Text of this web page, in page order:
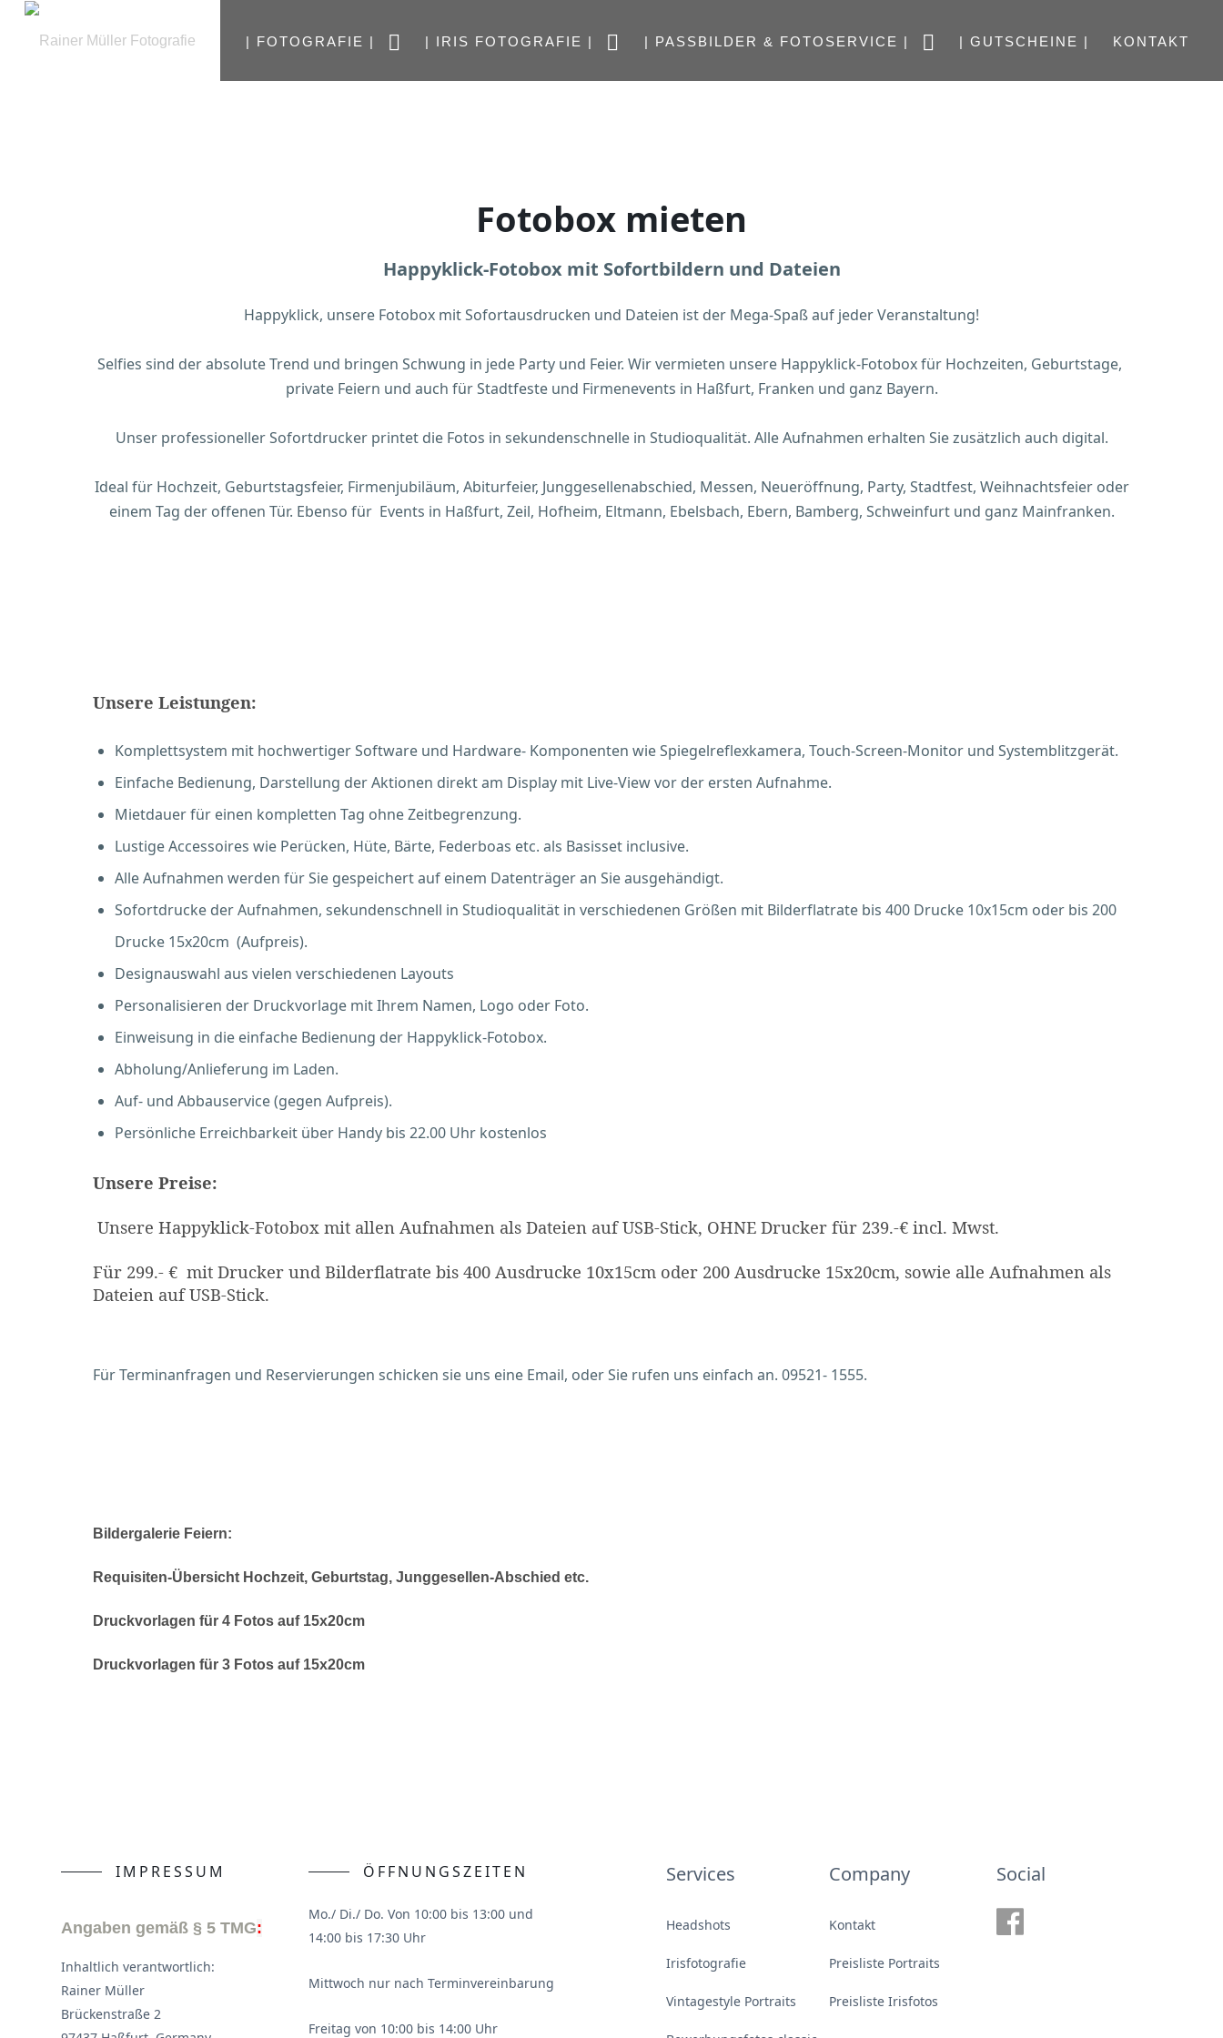
| FOTOGRAFIE | | IRIS FOTOGRAFIE | | PASSBILDER & FOTOSERVICE | | GUTSCHEINE | KONTAKT
Fotobox mieten
Happyklick-Fotobox mit Sofortbildern und Dateien
Happyklick, unsere Fotobox mit Sofortausdrucken und Dateien ist der Mega-Spaß auf jeder Veranstaltung!
Selfies sind der absolute Trend und bringen Schwung in jede Party und Feier. Wir vermieten unsere Happyklick-Fotobox für Hochzeiten, Geburtstage,
private Feiern und auch für Stadtfeste und Firmenevents in Haßfurt, Franken und ganz Bayern.
Unser professioneller Sofortdrucker printet die Fotos in sekundenschnelle in Studioqualität. Alle Aufnahmen erhalten Sie zusätzlich auch digital.
Ideal für Hochzeit, Geburtstagsfeier, Firmenjubiläum, Abiturfeier, Junggesellenabschied, Messen, Neueröffnung, Party, Stadtfest, Weihnachtsfeier oder
einem Tag der offenen Tür. Ebenso für Events in Haßfurt, Zeil, Hofheim, Eltmann, Ebelsbach, Ebern, Bamberg, Schweinfurt und ganz Mainfranken.
Unsere Leistungen:
Komplettsystem mit hochwertiger Software und Hardware- Komponenten wie Spiegelreflexkamera, Touch-Screen-Monitor und Systemblitzgerät.
Einfache Bedienung, Darstellung der Aktionen direkt am Display mit Live-View vor der ersten Aufnahme.
Mietdauer für einen kompletten Tag ohne Zeitbegrenzung.
Lustige Accessoires wie Perücken, Hüte, Bärte, Federboas etc. als Basisset inclusive.
Alle Aufnahmen werden für Sie gespeichert auf einem Datenträger an Sie ausgehändigt.
Sofortdrucke der Aufnahmen, sekundenschnell in Studioqualität in verschiedenen Größen mit Bilderflatrate bis 400 Drucke 10x15cm oder bis 200
Drucke 15x20cm (Aufpreis).
Designauswahl aus vielen verschiedenen Layouts
Personalisieren der Druckvorlage mit Ihrem Namen, Logo oder Foto.
Einweisung in die einfache Bedienung der Happyklick-Fotobox.
Abholung/Anlieferung im Laden.
Auf- und Abbauservice (gegen Aufpreis).
Persönliche Erreichbarkeit über Handy bis 22.00 Uhr kostenlos
Unsere Preise:
Unsere Happyklick-Fotobox mit allen Aufnahmen als Dateien auf USB-Stick, OHNE Drucker für 239.-€ incl. Mwst.
Für 299.- € mit Drucker und Bilderflatrate bis 400 Ausdrucke 10x15cm oder 200 Ausdrucke 15x20cm, sowie alle Aufnahmen als
Dateien auf USB-Stick.
Für Terminanfragen und Reservierungen schicken sie uns eine Email, oder Sie rufen uns einfach an. 09521- 1555.
Bildergalerie Feiern:
Requisiten-Übersicht Hochzeit, Geburtstag, Junggesellen-Abschied etc.
Druckvorlagen für 4 Fotos auf 15x20cm
Druckvorlagen für 3 Fotos auf 15x20cm
IMPRESSUM
Angaben gemäß § 5 TMG:
Inhaltlich verantwortlich:
Rainer Müller
Brückenstraße 2
ÖFFNUNGSZEITEN
Mo./ Di./ Do. Von 10:00 bis 13:00 und
14:00 bis 17:30 Uhr
Mittwoch nur nach Terminvereinbarung
Freitag von 10:00 bis 14:00 Uhr
Services
Headshots
Irisfotografie
Vintagestyle Portraits
Company
Kontakt
Preisliste Portraits
Preisliste Irisfotos
Social